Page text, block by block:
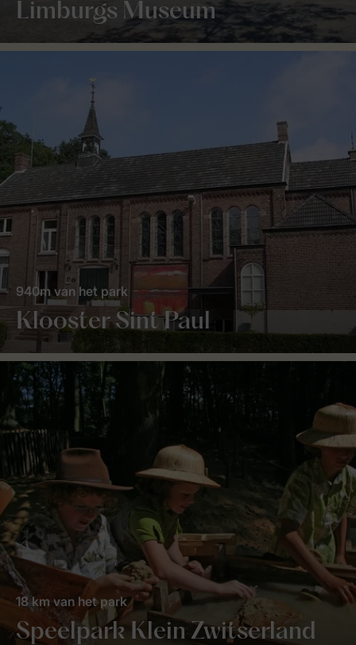
Limburgs Museum
Klooster Sint Paul
940m van het park
Speelpark Klein Zwitserland
18 km van het park